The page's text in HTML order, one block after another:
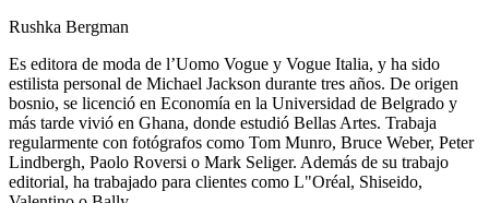
Rushka Bergman
Es editora de moda de l’Uomo Vogue y Vogue Italia, y ha sido
estilista personal de Michael Jackson durante tres años. De origen
bosnio, se licenció en Economía en la Universidad de Belgrado y
más tarde vivió en Ghana, donde estudió Bellas Artes. Trabaja
regularmente con fotógrafos como Tom Munro, Bruce Weber, Peter
Lindbergh, Paolo Roversi o Mark Seliger. Además de su trabajo
editorial, ha trabajado para clientes como L"Oréal, Shiseido,